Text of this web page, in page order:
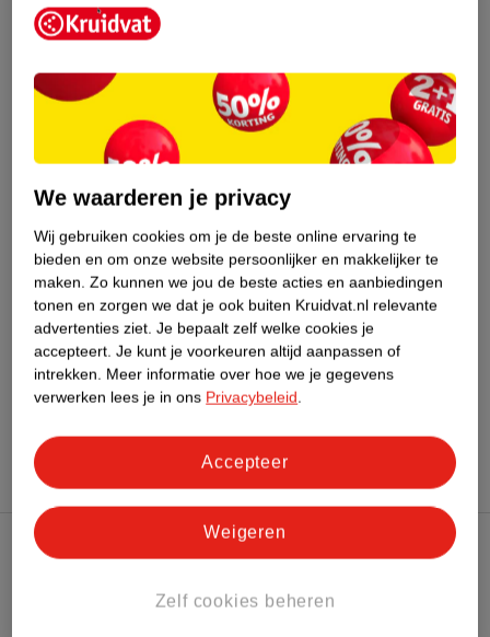
Etiketinformatie
Nature Impact Score
Dit product heeft (nog) geen Nature
Impact Score.
Meer informatie
Bestel & Bezorginformatie
Bekijk ook
MeerSecret Lashes Alle Wimperextensions
Kruidvat Club
We waarderen je privacy
Wij gebruiken cookies om je de beste online ervaring te
bieden en om onze website persoonlijker en makkelijker te
maken. Zo kunnen we jou de beste acties en aanbiedingen
tonen en zorgen we dat je ook buiten Kruidvat.nl relevante
advertenties ziet. Je bepaalt zelf welke cookies je
accepteert. Je kunt je voorkeuren altijd aanpassen of
intrekken. Meer informatie over hoe we je gegevens
verwerken lees je in ons Privacybeleid.
Zelf cookies beheren
Weigeren
Accepteer